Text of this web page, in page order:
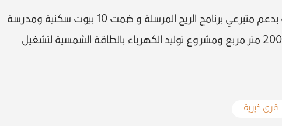
كما تم إنشاء قرية أخرى بمنطقة دوسو بدعم متبرعي برنامج الريح المرسلة و ضمت 10 بيوت سكنية ومدرسة
تعليمية تضم 6 فصول دراسية بمساحة 200 متر مربع ومشروع توليد الكهرباء بالطاقة الشمسية لتشغيل
قرى خيرية